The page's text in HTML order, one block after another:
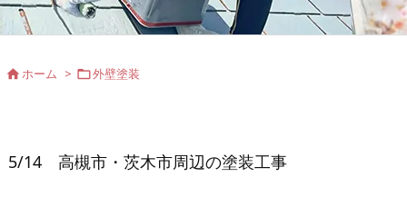
ホーム > 外壁塗装
5/14 高槻市・茨木市周辺の塗装工事